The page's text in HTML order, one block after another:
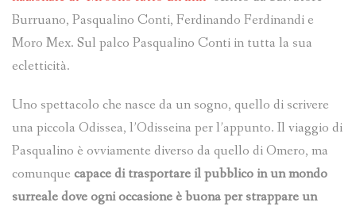
Burruano, Pasqualino Conti, Ferdinando Ferdinandi e
Moro Mex. Sul palco Pasqualino Conti in tutta la sua
ecletticità.
Uno spettacolo che nasce da un sogno, quello di scrivere
una piccola Odissea, l’Odisseina per l’appunto. Il viaggio di
Pasqualino è ovviamente diverso da quello di Omero, ma
comunque capace di trasportare il pubblico in un mondo
surreale dove ogni occasione è buona per strappare un